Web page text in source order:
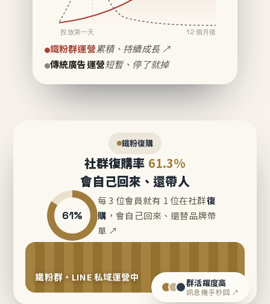
投放第一天 12 個月後
鐵粉群運營累積、持續成長 ↗
傳統廣告運營短暫、停了就掉
鐵粉復購
社群復購率 61.3%
會自己回來、還帶人
61%
每 3 位會員就有 1 位在社群復
購 ，會自己回來、還替品牌帶
單 ↗
鐵粉群・LINE 私域運營中 群活躍度高
訊息幾乎秒回 ↗